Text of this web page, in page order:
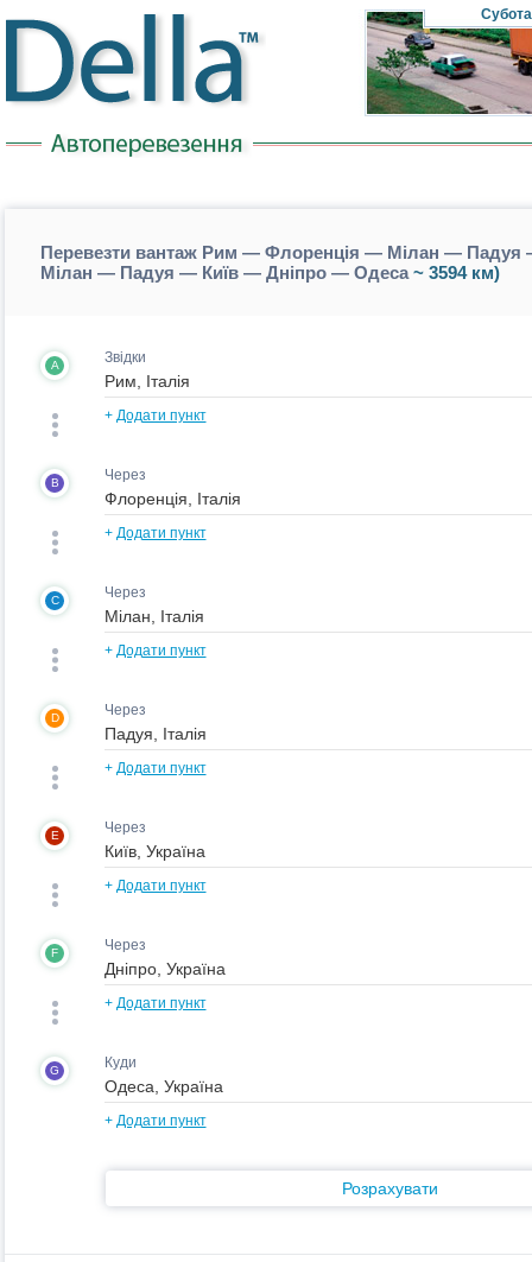
Субота
Перевезти вантаж Рим — Флоренція — Мілан —
Мілан — Падуя — Київ — Дніпро — Одеса~ 3594 км)
A Звідки
+ Додати пункт
B Через
+ Додати пункт
C Через
+ Додати пункт
D Через
+ Додати пункт
E Через
+ Додати пункт
F Через
+ Додати пункт
G Куди
+ Додати пункт
Розрахувати